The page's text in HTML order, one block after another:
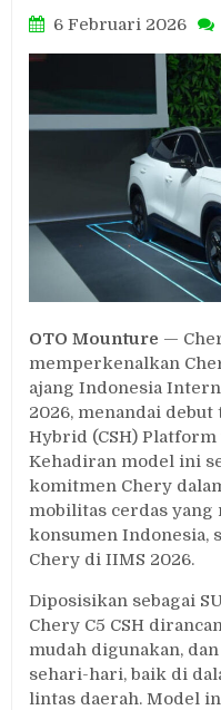
6 Februari 2026
OTO Mounture —
memperkenalkan
ajang Indonesia
2026, menandai
Hybrid (CSH)
Kehadiran model ini
komitmen Chery
mobilitas cerdas yang
konsumen Indonesia,
Chery di IIMS 2026.
Diposisikan sebagai
Chery C5 CSH
mudah digunakan,
sehari-hari, baik di
lintas daerah. Model